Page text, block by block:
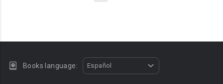
Books language: Español